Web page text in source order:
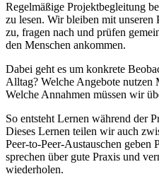
Regelmäßige Projektbegleitung
zu lesen. Wir bleiben mit unseren
zu, fragen nach und prüfen
den Menschen ankommen.
Dabei geht es um konkrete
Alltag? Welche Angebote nutzen
Welche Annahmen müssen wir
So entsteht Lernen während der
Dieses Lernen teilen wir auch
Peer-to-Peer-Austauschen geben
sprechen über gute Praxis und
wiederholen.